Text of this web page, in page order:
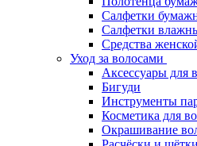
Салфетки
Салфетки
Средства
Уход за волосами
Аксессуары для
Бигуди
Инструменты
Косметика для
Окрашивание